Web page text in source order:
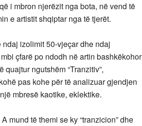
i mbron njerëzit nga bota, në vend të
e artistit shqiptar nga të tjerët.
izolimit 50-vjeçar dhe ndaj
çfarë po ndodh në artin bashkëkohor
ngutshëm “Tranzitiv”,
pas kohe për të analizuar gjendjen
mbresë kaotike, eklektike.
mund të themi se ky “tranzicion” dhe